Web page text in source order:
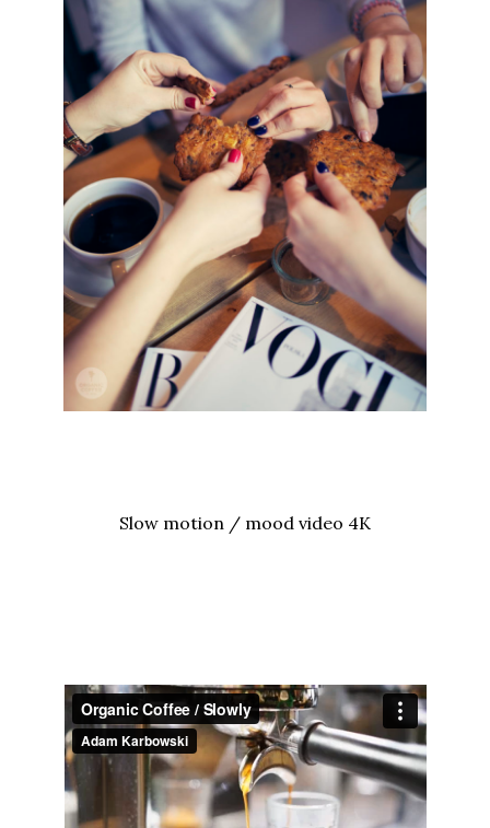
Slow motion / mood video 4K